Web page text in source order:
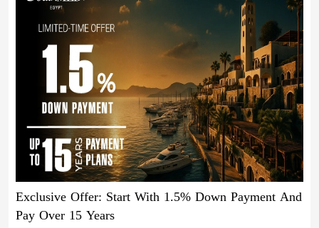
Exclusive Offer: Start With 1.5% Down Payment And
Pay Over 15 Years